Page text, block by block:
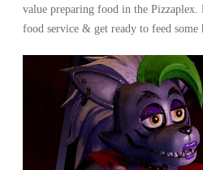
value preparing food in the
food service & get ready to feed some